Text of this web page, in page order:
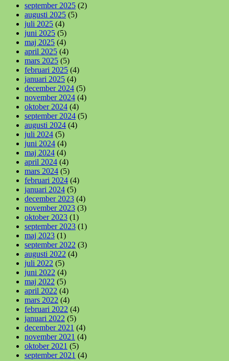
september 2025 (2)
augusti 2025 (5)
juli 2025 (4)
juni 2025 (5)
maj 2025 (4)
april 2025 (4)
mars 2025 (5)
februari 2025 (4)
januari 2025 (4)
december 2024 (5)
november 2024 (4)
oktober 2024 (4)
september 2024 (5)
augusti 2024 (4)
juli 2024 (5)
juni 2024 (4)
maj 2024 (4)
april 2024 (4)
mars 2024 (5)
februari 2024 (4)
januari 2024 (5)
december 2023 (4)
november 2023 (3)
oktober 2023 (1)
september 2023 (1)
maj 2023 (1)
september 2022 (3)
augusti 2022 (4)
juli 2022 (5)
juni 2022 (4)
maj 2022 (5)
april 2022 (4)
mars 2022 (4)
februari 2022 (4)
januari 2022 (5)
december 2021 (4)
november 2021 (4)
oktober 2021 (5)
september 2021 (4)